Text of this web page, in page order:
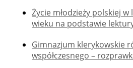
Życie młodzieży polskiej w
wieku na podstawie
Gimnazjum klerykowskie
współczesnego –